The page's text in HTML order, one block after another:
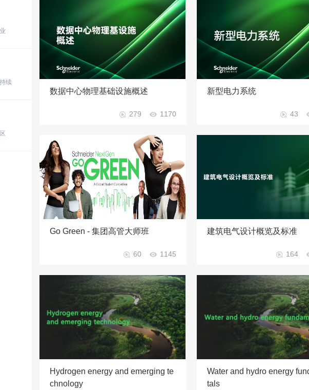
续
数据中心物理基础设施概述
279 1170
新型电力系统
43
Go Green - 集团高管大师班
60 1145
建筑电气设计概览及标准
164
Hydrogen energy and emerging te
chnology
Water and hydro energy
tals